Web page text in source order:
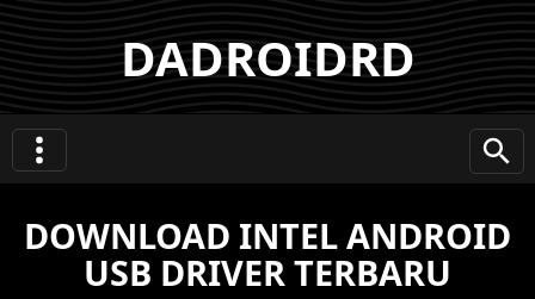
DADROIDRD
DOWNLOAD INTEL ANDROID
USB DRIVER TERBARU